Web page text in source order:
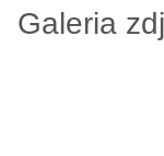
Galeria